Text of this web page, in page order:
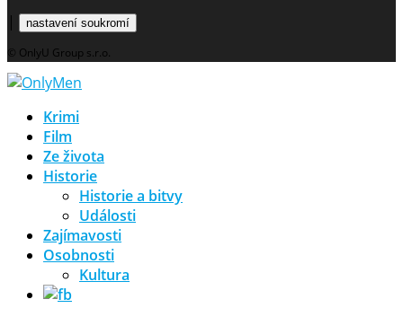
| nastavení soukromí
© OnlyU Group s.r.o.
Krimi
Film
Ze života
Historie
Historie a bitvy
Události
Zajímavosti
Osobnosti
Kultura